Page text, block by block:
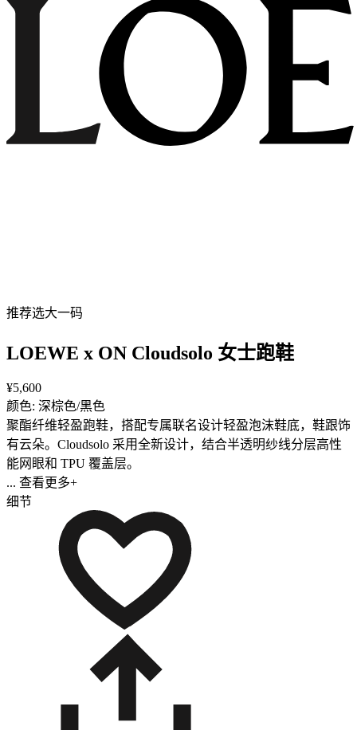
推荐选大一码
LOEWE x ON Cloudsolo 女士跑鞋
¥5,600
颜色: 深棕色/黑色
聚酯纤维轻盈跑鞋，搭配专属联名设计轻盈泡沫鞋底，鞋跟饰
有云朵。Cloudsolo 采用全新设计，结合半透明纱线分层高性
能网眼和 TPU 覆盖层。
... 查看更多+
细节